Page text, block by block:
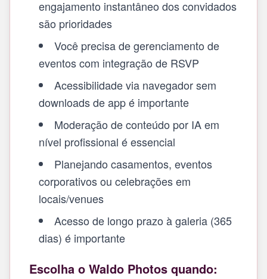
engajamento instantâneo dos convidados
são prioridades
Você precisa de gerenciamento de
eventos com integração de RSVP
Acessibilidade via navegador sem
downloads de app é importante
Moderação de conteúdo por IA em
nível profissional é essencial
Planejando casamentos, eventos
corporativos ou celebrações em
locais/venues
Acesso de longo prazo à galeria (365
dias) é importante
Escolha o Waldo Photos quando: